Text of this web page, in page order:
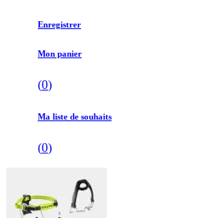
Enregistrer
Mon panier
(0)
Ma liste de souhaits
(0)